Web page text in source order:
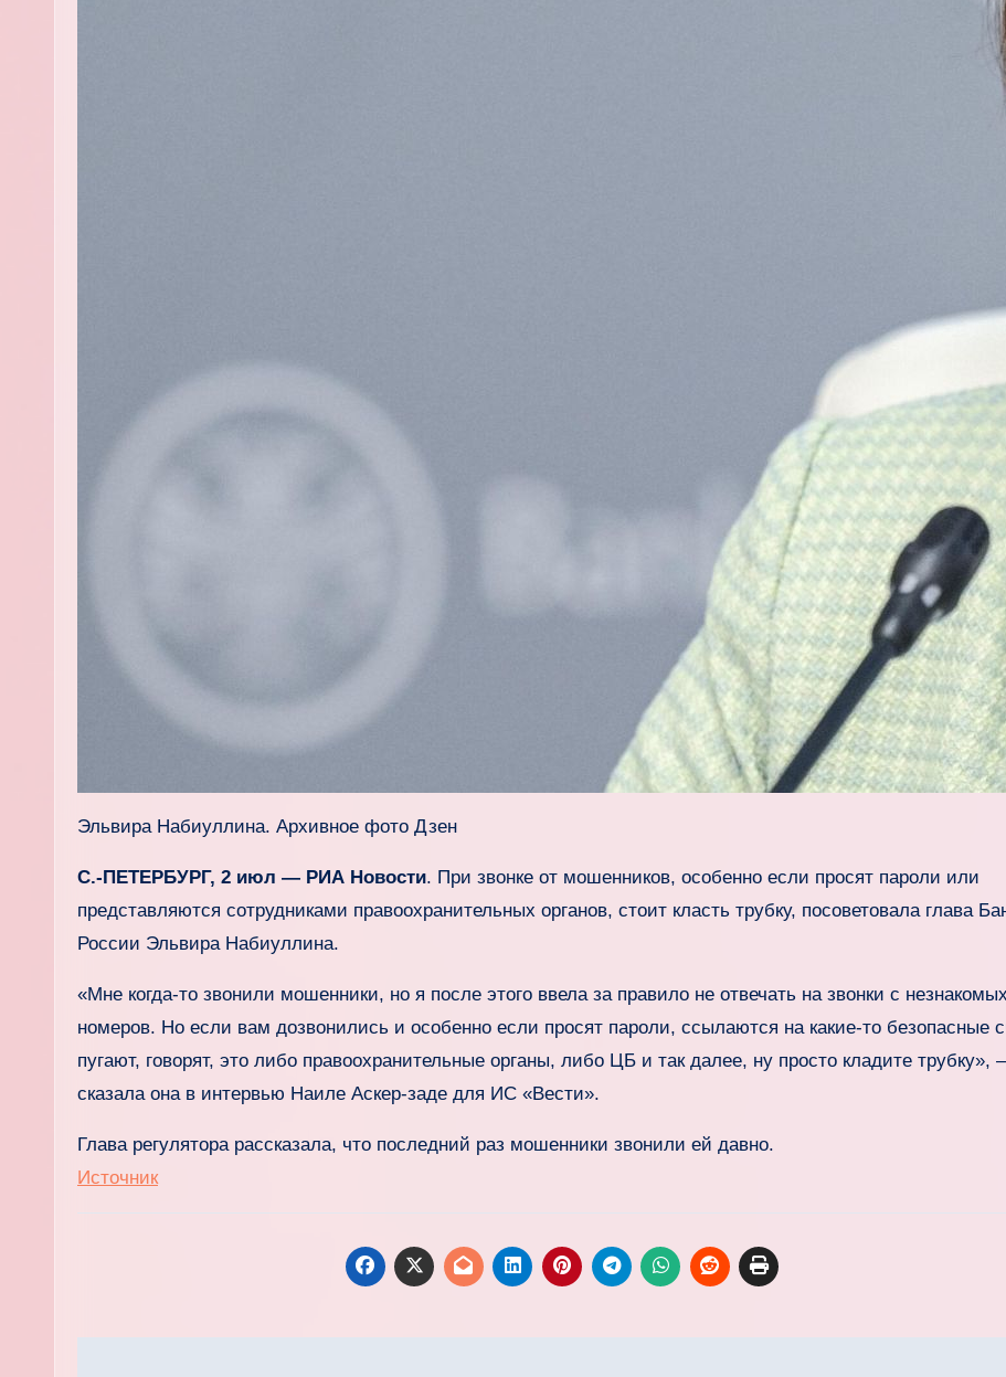
Эльвира Набиуллина. Архивное фото Дзен
С.-ПЕТЕРБУРГ, 2 июл — РИА Новости. При звонке от мошенников, особенно если просят пароли или
представляются сотрудниками правоохранительных органов, стоит класть трубку, посоветовала глава
России Эльвира Набиуллина.
«Мне когда-то звонили мошенники, но я после этого ввела за правило не отвечать на звонки с незнакомых
номеров. Но если вам дозвонились и особенно если просят пароли, ссылаются на какие-то безопасные
пугают, говорят, это либо правоохранительные органы, либо ЦБ и так далее, ну просто кладите трубку», –
сказала она в интервью Наиле Аскер-заде для ИС «Вести».
Глава регулятора рассказала, что последний раз мошенники звонили ей давно.
Источник